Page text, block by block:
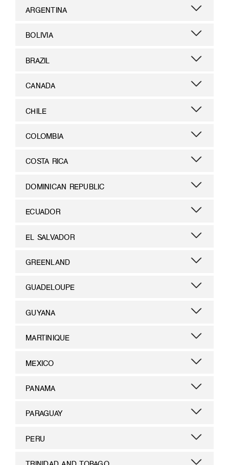
ARGENTINA
BOLIVIA
BRAZIL
CANADA
CHILE
COLOMBIA
COSTA RICA
DOMINICAN REPUBLIC
ECUADOR
EL SALVADOR
GREENLAND
GUADELOUPE
GUYANA
MARTINIQUE
MEXICO
PANAMA
PARAGUAY
PERU